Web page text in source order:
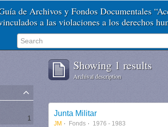
de Archivos y Fondos Documentales
a las violaciones a los derechos
1
Showing 1 results
Archival description
Junta Militar
JM Fonds 1976 - 1983